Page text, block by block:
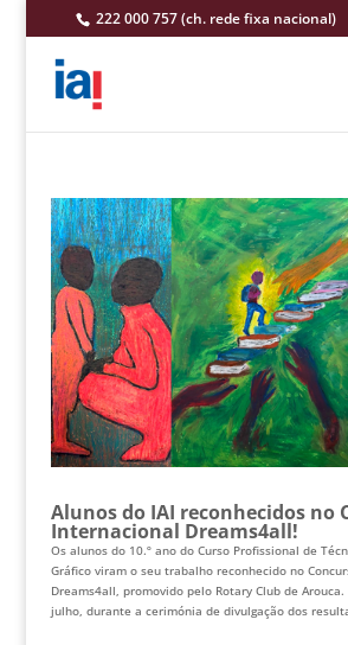
222 000 757 (ch. rede fixa nacional)
Alunos do IAI reconhecidos no
Internacional Dreams4all!
Os alunos do 10.º ano do Curso Profissional de
Gráfico viram o seu trabalho reconhecido no
Dreams4all, promovido pelo Rotary Club de
julho, durante a cerimónia de divulgação dos